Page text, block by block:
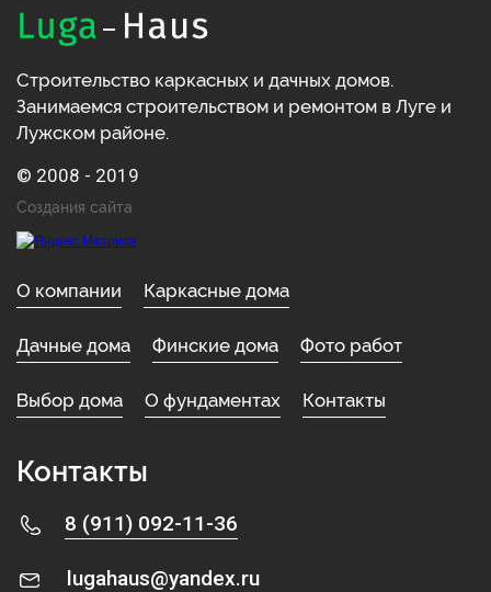
Строительство каркасных и дачных домов.
Занимаемся строительством и ремонтом в Луге и
Лужском районе.
© 2008 - 2019
Создания сайта
О компании Каркасные дома
Дачные дома Финские дома Фото работ
Выбор дома О фундаментах Контакты
Контакты
8 (911) 092-11-36
lugahaus@yandex.ru